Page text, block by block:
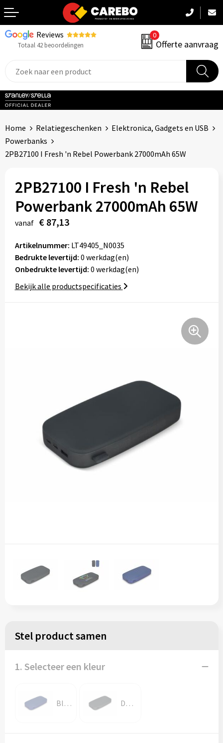
Reviews
Totaal 42 beoordelingen
0
Offerte aanvraag
Terug
Sportkleding
Caps, Mutsen & Sjaals
Handdoeken & Dekens
Kinderkleding
Relatiegeschenken
Stickers
Home Relatiegeschenken
Elektronica, Gadgets en USB
Powerbanks
2PB27100 I Fresh 'n Rebel Powerbank 27000mAh 65W
2PB27100 I Fresh 'n Rebel
Powerbank 27000mAh 65W
vanaf € 87,13
Artikelnummer: LT49405_N0035
Bedrukte levertijd: 0 werkdag(en)
Onbedrukte levertijd: 0 werkdag(en)
Bekijk alle productspecificaties
Stel product samen
1. Selecteer een kleur
Blauw Donker gun metal